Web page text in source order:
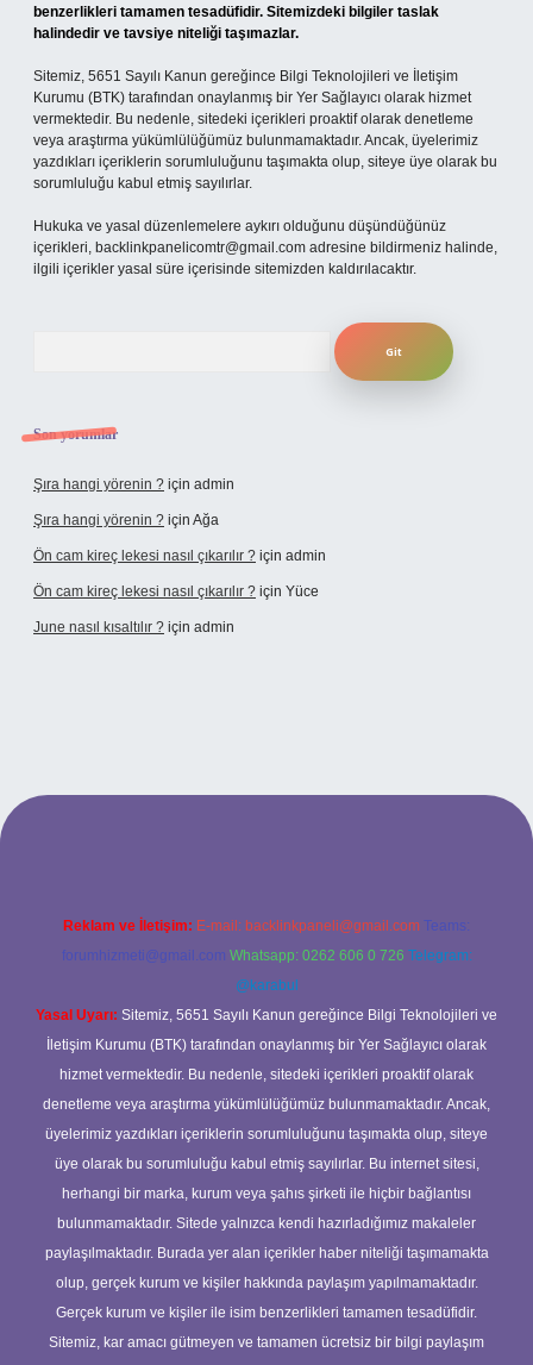
benzerlikleri tamamen tesadüfidir. Sitemizdeki bilgiler taslak
halindedir ve tavsiye niteliği taşımazlar.
Sitemiz, 5651 Sayılı Kanun gereğince Bilgi Teknolojileri ve İletişim
Kurumu (BTK) tarafından onaylanmış bir Yer Sağlayıcı olarak hizmet
vermektedir. Bu nedenle, sitedeki içerikleri proaktif olarak denetleme
veya araştırma yükümlülüğümüz bulunmamaktadır. Ancak, üyelerimiz
yazdıkları içeriklerin sorumluluğunu taşımakta olup, siteye üye olarak bu
sorumluluğu kabul etmiş sayılırlar.
Hukuka ve yasal düzenlemelere aykırı olduğunu düşündüğünüz
içerikleri, backlinkpanelicomtr@gmail.com adresine bildirmeniz halinde,
ilgili içerikler yasal süre içerisinde sitemizden kaldırılacaktır.
Son yorumlar
Şıra hangi yörenin ? için admin
Şıra hangi yörenin ? için Ağa
Ön cam kireç lekesi nasıl çıkarılır ? için admin
Ön cam kireç lekesi nasıl çıkarılır ? için Yüce
June nasıl kısaltılır ? için admin
giriş
Reklam ve İletişim: E-mail: backlinkpaneli@gmail.com Teams:
forumhizmeti@gmail.com Whatsapp: 0262 606 0 726 Telegram:
@karabul
Yasal Uyarı: Sitemiz, 5651 Sayılı Kanun gereğince Bilgi Teknolojileri ve
İletişim Kurumu (BTK) tarafından onaylanmış bir Yer Sağlayıcı olarak
hizmet vermektedir. Bu nedenle, sitedeki içerikleri proaktif olarak
denetleme veya araştırma yükümlülüğümüz bulunmamaktadır. Ancak,
üyelerimiz yazdıkları içeriklerin sorumluluğunu taşımakta olup, siteye
üye olarak bu sorumluluğu kabul etmiş sayılırlar. Bu internet sitesi,
herhangi bir marka, kurum veya şahıs şirketi ile hiçbir bağlantısı
bulunmamaktadır. Sitede yalnızca kendi hazırladığımız makaleler
paylaşılmaktadır. Burada yer alan içerikler haber niteliği taşımamakta
olup, gerçek kurum ve kişiler hakkında paylaşım yapılmamaktadır.
Gerçek kurum ve kişiler ile isim benzerlikleri tamamen tesadüfidir.
Sitemiz, kar amacı gütmeyen ve tamamen ücretsiz bir bilgi paylaşım